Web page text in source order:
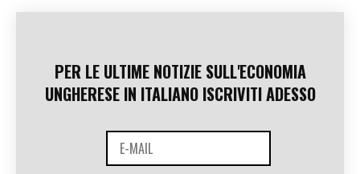
PER LE ULTIME NOTIZIE SULL'ECONOMIA
UNGHERESE IN ITALIANO ISCRIVITI ADESSO